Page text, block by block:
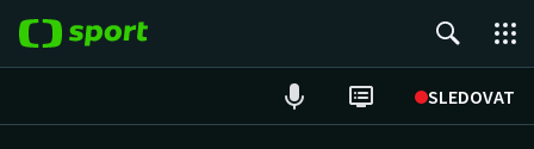
SLEDOVAT